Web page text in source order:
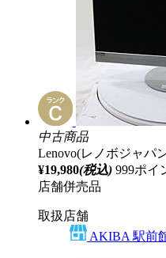
中古商品
Lenovo(レノボジャパ
¥19,980(税込) 999ポイ
店舗併売品
取扱店舗
AKIBA 駅前